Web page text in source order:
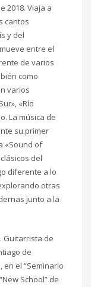
2018. Viaja a
cantos
y del
entre el
de varios
como
varios
«Río
La música de
su primer
«Sound of
del
diferente a lo
otras
junto a la
Guitarrista de
de
en el “Seminario
School” de